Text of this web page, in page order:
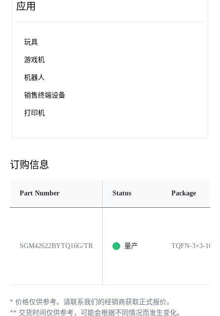
应用
玩具
游戏机
机器人
销售终端设备
打印机
订购信息
Part Number Status Package
SGM42622BYTQ16G/TR 量产 TQFN-3×3-16L
* 价格仅供参考。请联系我们的经销商获取正式报价。
** 交货时间仅供参考，可能会根据不同情况而发生变化。